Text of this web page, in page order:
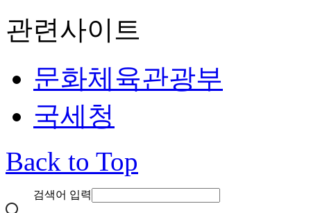
관련사이트
문화체육관광부
국세청
Back to Top
검색어 입력